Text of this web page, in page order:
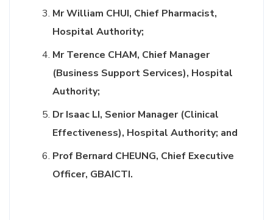
Mr William CHUI, Chief Pharmacist,
Hospital Authority;
Mr Terence CHAM, Chief Manager
(Business Support Services), Hospital
Authority;
Dr Isaac LI, Senior Manager (Clinical
Effectiveness), Hospital Authority; and
Prof Bernard CHEUNG, Chief Executive
Officer, GBAICTI.